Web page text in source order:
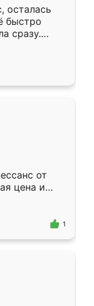
осталась
быстро
сразу.
к
Собрали
даже
от
цена и
1